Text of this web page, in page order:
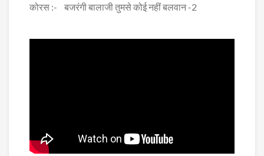
कोरस :- बजरंगी बालाजी तुमसे कोई नहीं बलवान -2